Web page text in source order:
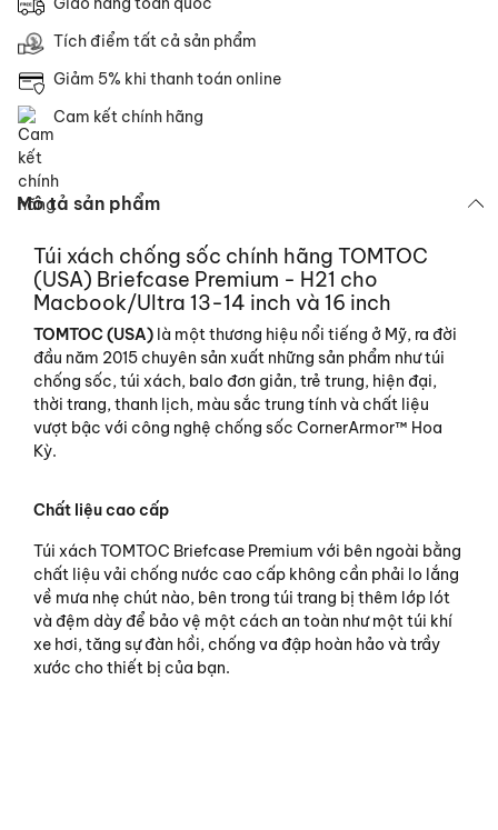
Tích điểm tất cả sản phẩm
Giảm 5% khi thanh toán online
Cam kết chính hãng
Mô tả sản phẩm
Túi xách chống sốc chính hãng TOMTOC
(USA) Briefcase Premium - H21 cho
Macbook/Ultra 13-14 inch và 16 inch
TOMTOC (USA) là một thương hiệu nổi tiếng ở Mỹ, ra đời
đầu năm 2015 chuyên sản xuất những sản phẩm như túi
chống sốc, túi xách, balo đơn giản, trẻ trung, hiện đại,
thời trang, thanh lịch, màu sắc trung tính và chất liệu
vượt bậc với công nghệ chống sốc CornerArmor™ Hoa
Kỳ.
Chất liệu cao cấp
Túi xách TOMTOC Briefcase Premium với bên ngoài bằng
chất liệu vải chống nước cao cấp không cần phải lo lắng
về mưa nhẹ chút nào, bên trong túi trang bị thêm lớp lót
và đệm dày để bảo vệ một cách an toàn như một túi khí
xe hơi, tăng sự đàn hồi, chống va đập hoàn hảo và trầy
xước cho thiết bị của bạn.